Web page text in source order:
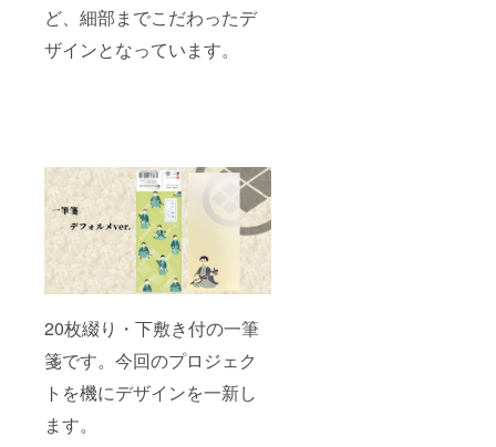
ど、細部までこだわったデ
ザインとなっています。
20枚綴り・下敷き付の一筆
箋です。今回のプロジェク
トを機にデザインを一新し
ます。